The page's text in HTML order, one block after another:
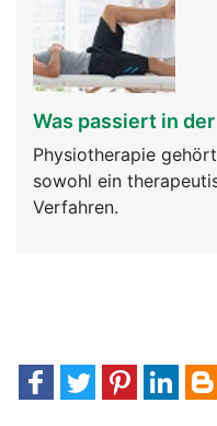
Was passiert in
Physiotherapie
sowohl ein
Verfahren.